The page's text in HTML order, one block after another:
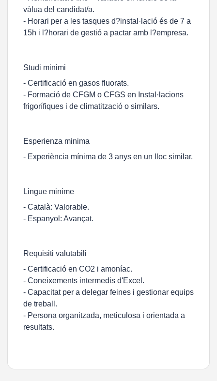
vàlua del candidat/a.
- Horari per a les tasques d?instal·lació és de 7 a
15h i l?horari de gestió a pactar amb l?empresa.
Studi minimi
- Certificació en gasos fluorats.
- Formació de CFGM o CFGS en Instal·lacions
frigorífiques i de climatització o similars.
Esperienza minima
- Experiència mínima de 3 anys en un lloc similar.
Lingue minime
- Català: Valorable.
- Espanyol: Avançat.
Requisiti valutabili
- Certificació en CO2 i amoníac.
- Coneixements intermedis d'Excel.
- Capacitat per a delegar feines i gestionar equips
de treball.
- Persona organitzada, meticulosa i orientada a
resultats.